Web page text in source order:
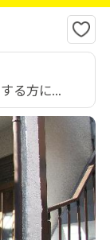
る方に...